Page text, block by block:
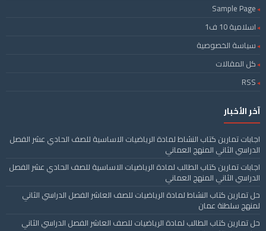
Sample Page
اسلامية 10 ف1
سياسة الخصوصية
كل المقالات
RSS
آخر الأخبار
اجابات تمارين كتاب النشاط لمادة الرياضيات الاساسية للصف الحادي عشر الفصل
الدراسي الثاني المنهج العماني
اجابات تمارين كتاب الطالب لمادة الرياضيات الاساسية للصف الحادي عشر الفصل
الدراسي الثاني المنهج العماني
حل تمارين كتاب النشاط لمادة الرياضيات للصف العاشر الفصل الدراسي الثاني
لمنهج سلطنة عمان
حل تمارين كتاب الطالب لمادة الرياضيات للصف العاشر الفصل الدراسي الثاني